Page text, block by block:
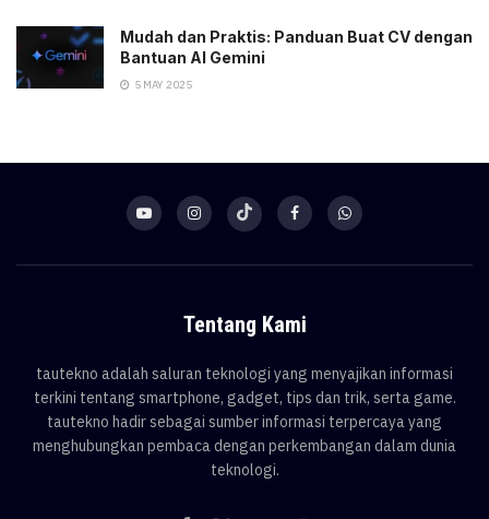
Mudah dan Praktis: Panduan Buat CV dengan
Bantuan AI Gemini
5 MAY 2025
Tentang Kami
tautekno adalah saluran teknologi yang menyajikan informasi
terkini tentang smartphone, gadget, tips dan trik, serta game.
tautekno hadir sebagai sumber informasi terpercaya yang
menghubungkan pembaca dengan perkembangan dalam dunia
teknologi.